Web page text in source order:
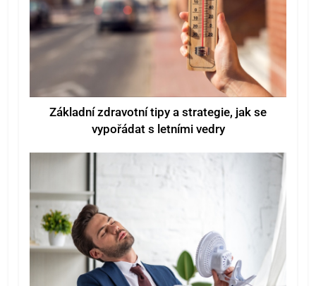
Základní zdravotní tipy a strategie, jak se
vypořádat s letními vedry